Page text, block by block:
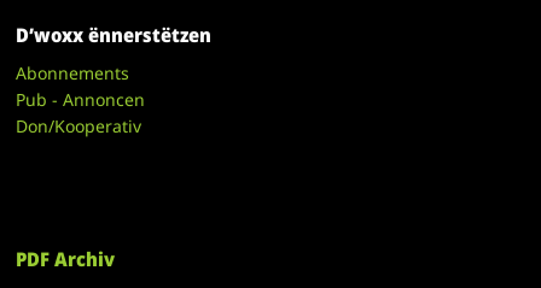
D’woxx ënnerstëtzen
Abonnements
Pub - Annoncen
Don/Kooperativ
PDF Archiv